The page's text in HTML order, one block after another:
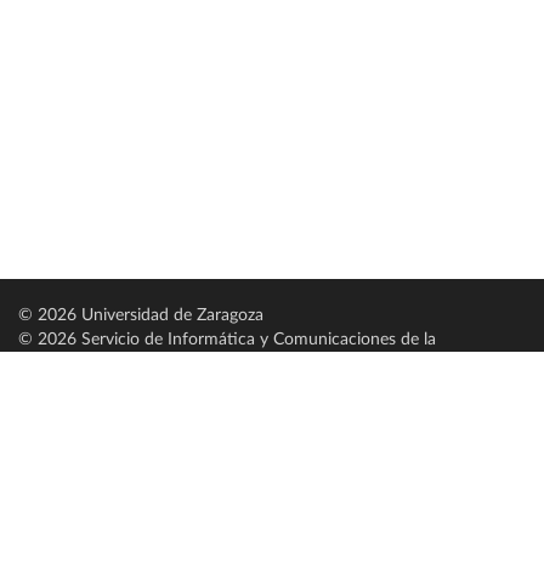
© 2026 Universidad de Zaragoza
© 2026 Servicio de Informática y Comunicaciones de la